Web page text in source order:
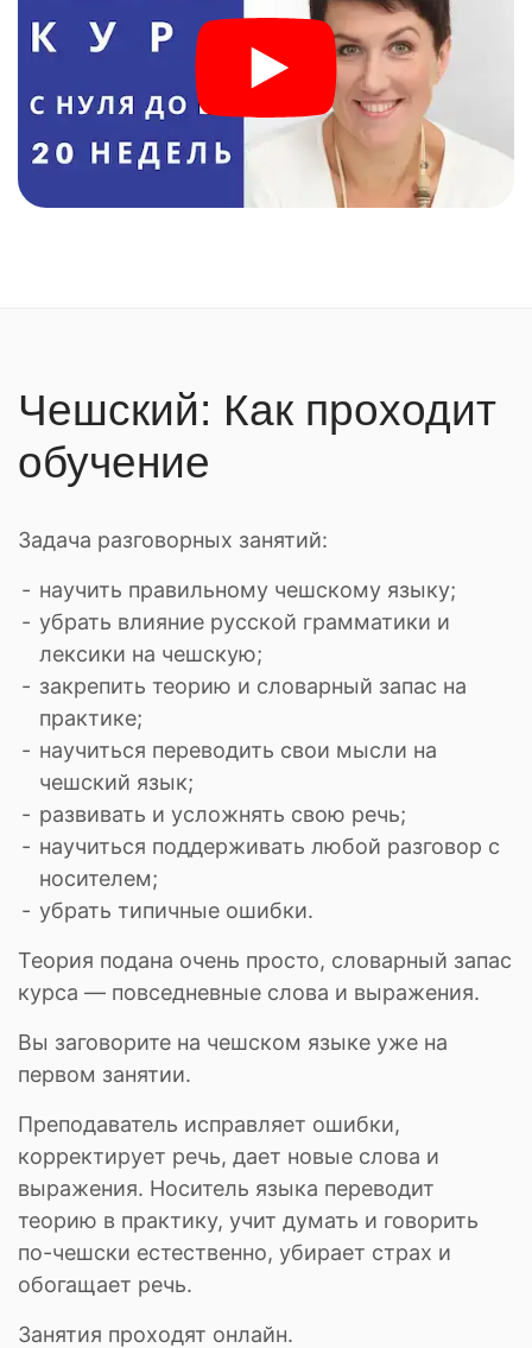
Чешский: Как проходит
обучение
Задача разговорных занятий:
научить правильному чешскому языку;
убрать влияние русской грамматики и
лексики на чешскую;
закрепить теорию и словарный запас на
практике;
научиться переводить свои мысли на
чешский язык;
развивать и усложнять свою речь;
научиться поддерживать любой разговор с
носителем;
убрать типичные ошибки.
Теория подана очень просто, словарный запас
курса — повседневные слова и выражения.
Вы заговорите на чешском языке уже на
первом занятии.
Преподаватель исправляет ошибки,
корректирует речь, дает новые слова и
выражения. Носитель языка переводит
теорию в практику, учит думать и говорить
по-чешски естественно, убирает страх и
обогащает речь.
Занятия проходят онлайн.